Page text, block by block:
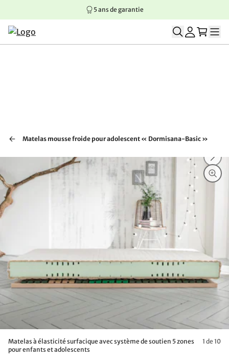
Aller au contenu principal
Aller à la navigation principale
Aller au pied de page
5 ans de garantie
Matelas mousse froide pour adolescent « Dormisana-Basic »
Matelas à élasticité surfacique avec système de soutien 5 zones
pour enfants et adolescents
1 de 10